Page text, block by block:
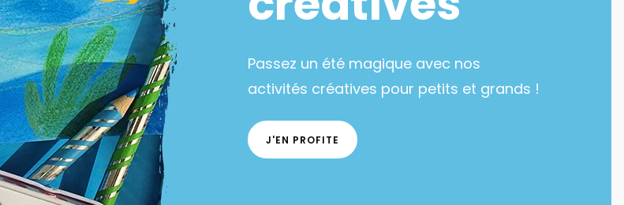
Passez un été magique avec nos
activités créatives pour petits et grands !
J'EN PROFITE